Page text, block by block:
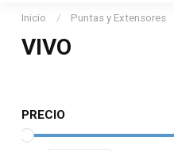
Inicio / Puntas y Extensores
VIVO
PRECIO